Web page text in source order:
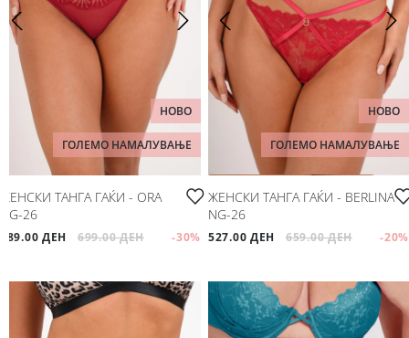
НОВО
ГОЛЕМО НАМАЛУВАЊЕ
ЖЕНСКИ ТАНГА ГАЌИ - ORA
NG-26
489.00 ДЕН 699.00 ДЕН -30%
НОВО
ГОЛЕМО НАМАЛУВАЊЕ
ЖЕНСКИ ТАНГА ГАЌИ - BERLINA
NG-26
527.00 ДЕН 659.00 ДЕН -20%